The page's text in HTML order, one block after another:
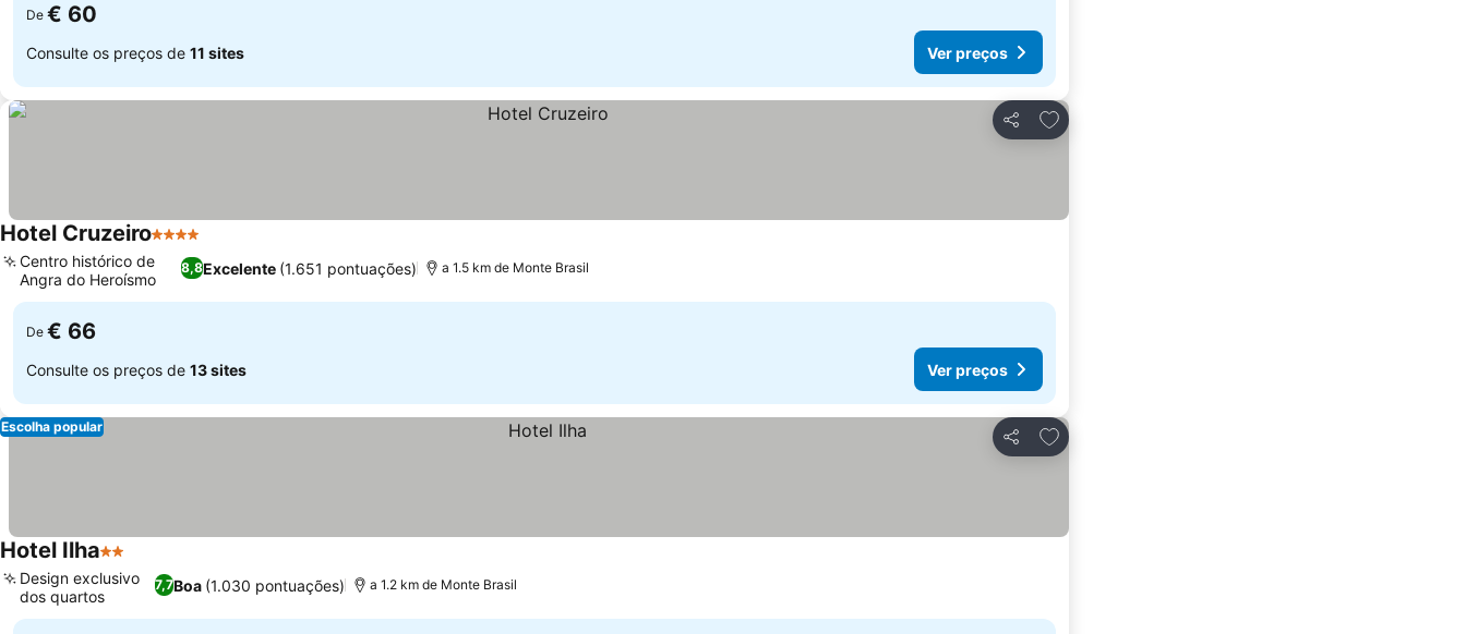
De € 60
Consulte os preços de 11 sites Ver preços
Partilhar
Adicionar aos favoritos
Hotel Cruzeiro4 Estrelas
8,8Excelente (1.651 pontuações)
Centro histórico de
Angra do Heroísmo
a 1.5 km de Monte Brasil
De € 66
Consulte os preços de 13 sites Ver preços
Partilhar
Adicionar aos favoritos
Escolha popular
Hotel Ilha2 Estrelas
7,7Boa (1.030 pontuações)
Design exclusivo
dos quartos
a 1.2 km de Monte Brasil